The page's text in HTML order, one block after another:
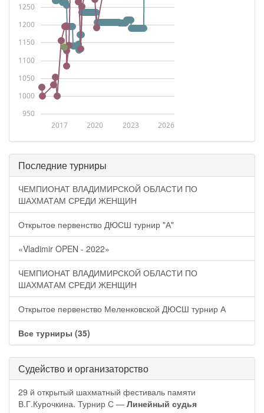
2017 2020 2023 2026
950
1000
1050
1100
1150
1200
1250
Последние турниры
ЧЕМПИОНАТ ВЛАДИМИРСКОЙ ОБЛАСТИ ПО
ШАХМАТАМ СРЕДИ ЖЕНЩИН
Открытое первенство ДЮСШ турнир "А"
«Vladimir OPEN - 2022»
ЧЕМПИОНАТ ВЛАДИМИРСКОЙ ОБЛАСТИ ПО
ШАХМАТАМ СРЕДИ ЖЕНЩИН
Открытое первенство Меленковской ДЮСШ турнир А
Все турниры (35)
Судейство и организаторство
29 й открытый шахматный фестиваль памяти
В.Г.Курочкина. Турнир С — Линейный судья